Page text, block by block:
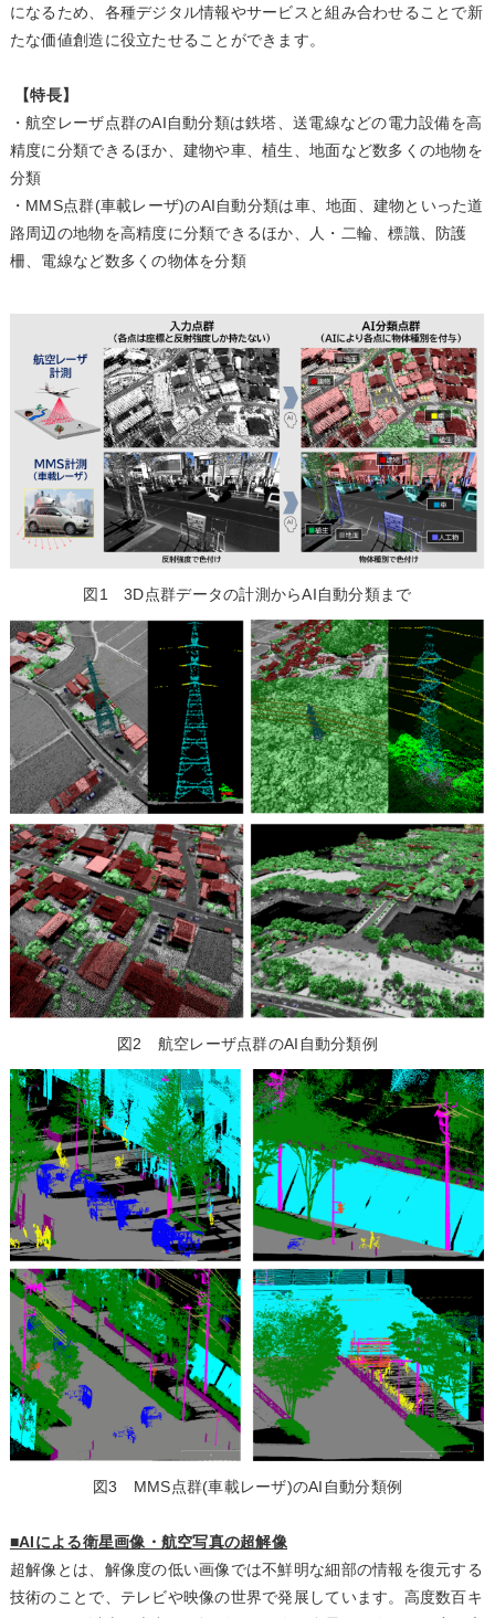
になるため、各種デジタル情報やサービスと組み合わせることで新
たな価値創造に役立たせることができます。
【特長】
・航空レーザ点群のAI自動分類は鉄塔、送電線などの電力設備を高
精度に分類できるほか、建物や車、植生、地面など数多くの地物を
分類
・MMS点群(車載レーザ)のAI自動分類は車、地面、建物といった道
路周辺の地物を高精度に分類できるほか、人・二輪、標識、防護
柵、電線など数多くの物体を分類
図1 3D点群データの計測からAI自動分類まで
図2 航空レーザ点群のAI自動分類例
図3 MMS点群(車載レーザ)のAI自動分類例
■AIによる衛星画像・航空写真の超解像
超解像とは、解像度の低い画像では不鮮明な細部の情報を復元する
技術のことで、テレビや映像の世界で発展しています。高度数百キ